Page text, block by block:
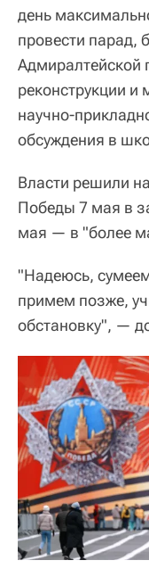
день
провести парад,
Адмиралтейской
реконструкции и
научно-
обсуждения в
Власти решили
Победы 7 мая в
мая — в "более
"Надеюсь,
примем позже,
обстановку", —